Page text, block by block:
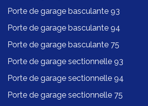
Porte de garage basculante 93
Porte de garage basculante 94
Porte de garage basculante 75
Porte de garage sectionnelle 93
Porte de garage sectionnelle 94
Porte de garage sectionnelle 75